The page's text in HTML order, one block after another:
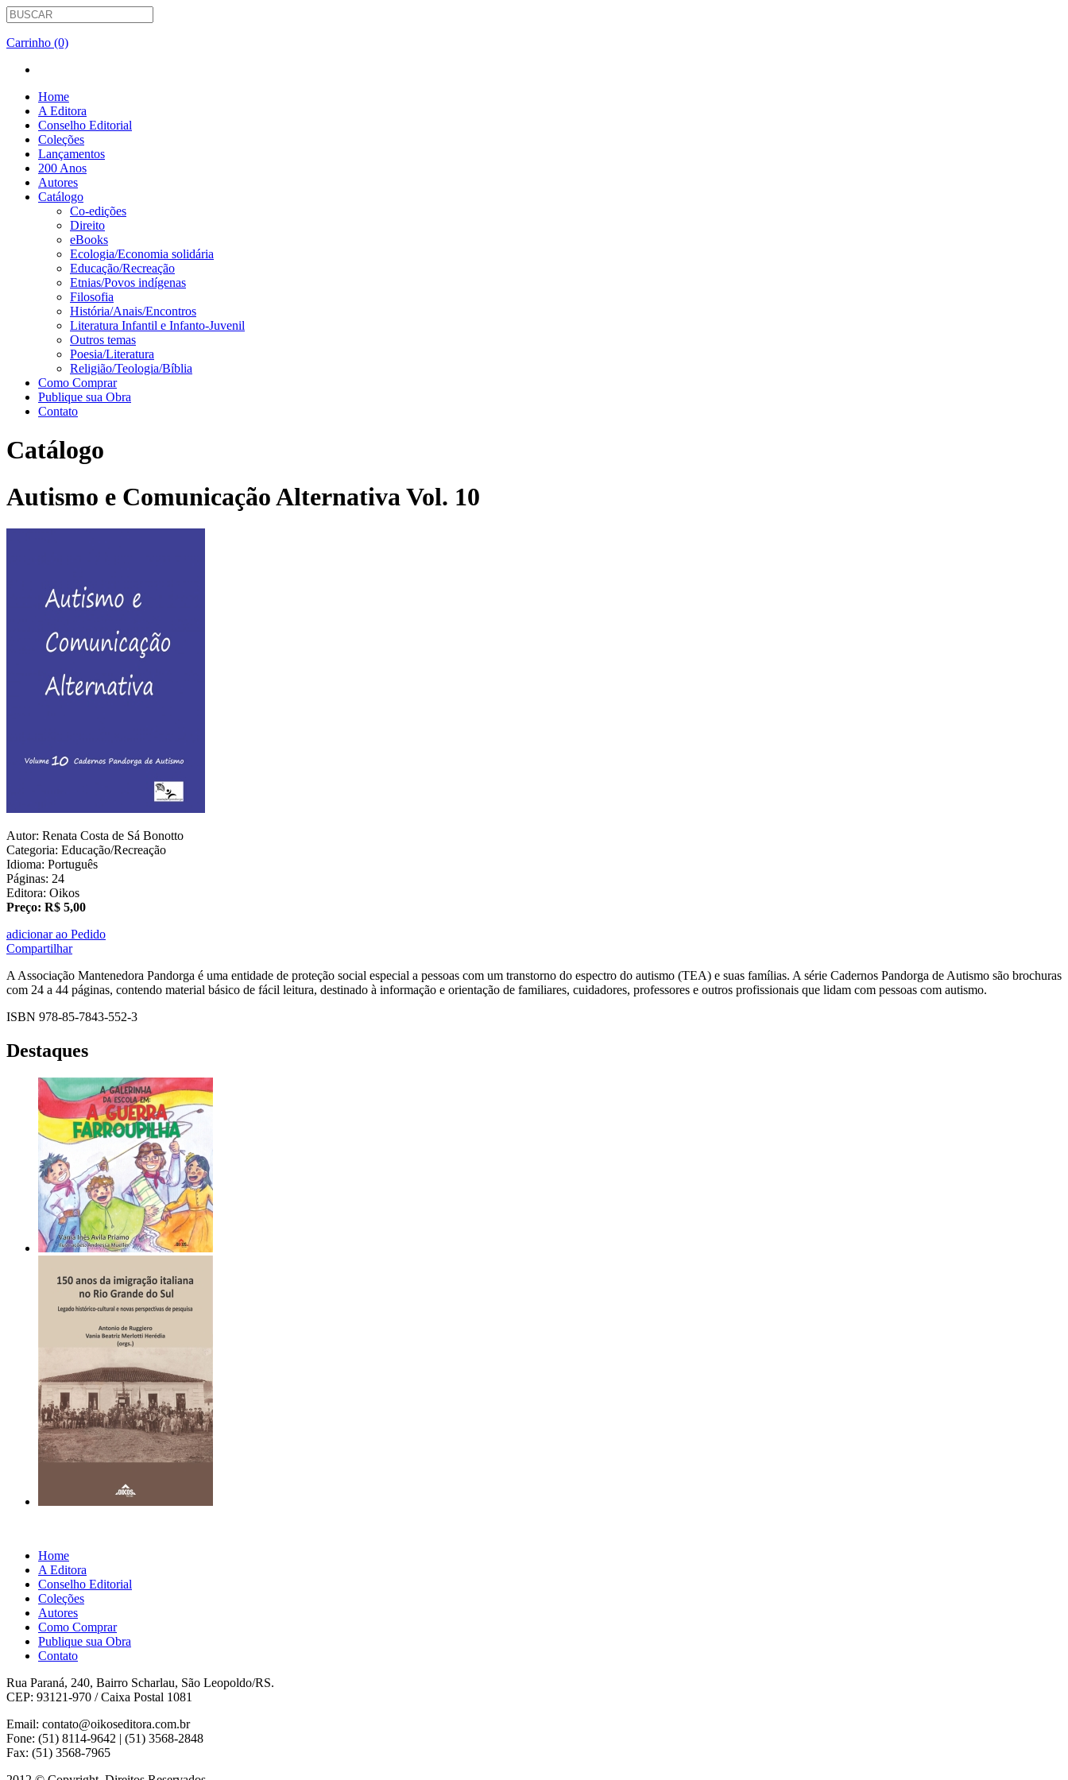
Carrinho (0)
Home
A Editora
Conselho Editorial
Coleções
Lançamentos
200 Anos
Autores
Catálogo
Co-edições
Direito
eBooks
Ecologia/Economia solidária
Educação/Recreação
Etnias/Povos indígenas
Filosofia
História/Anais/Encontros
Literatura Infantil e Infanto-Juvenil
Outros temas
Poesia/Literatura
Religião/Teologia/Bíblia
Como Comprar
Publique sua Obra
Contato
Catálogo
Autismo e Comunicação Alternativa Vol. 10
Autor: Renata Costa de Sá Bonotto
Categoria: Educação/Recreação
Idioma: Português
Páginas: 24
Editora: Oikos
Preço: R$ 5,00
adicionar ao Pedido
Compartilhar
A Associação Mantenedora Pandorga é uma entidade de proteção social especial a pessoas com um transtorno do espectro do autismo (TEA) e suas famílias. A série Cadernos Pandorga de Autismo são brochuras
com 24 a 44 páginas, contendo material básico de fácil leitura, destinado à informação e orientação de familiares, cuidadores, professores e outros profissionais que lidam com pessoas com autismo.
ISBN 978-85-7843-552-3
Destaques
Home
A Editora
Conselho Editorial
Coleções
Autores
Como Comprar
Publique sua Obra
Contato
Rua Paraná, 240, Bairro Scharlau, São Leopoldo/RS.
CEP: 93121-970 / Caixa Postal 1081
Email: contato@oikoseditora.com.br
Fone: (51) 8114-9642 | (51) 3568-2848
Fax: (51) 3568-7965